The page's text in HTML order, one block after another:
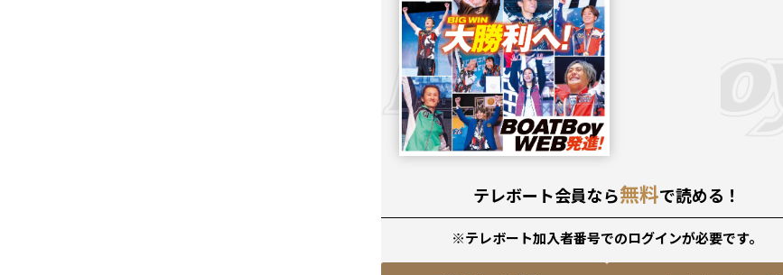
テレボート会員なら無料で読める！
※テレボート加入者番号でのログインが必要です。